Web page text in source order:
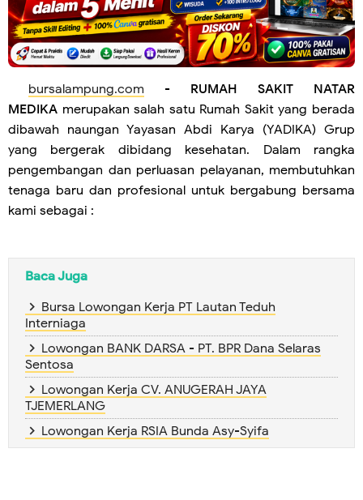
bursalampung.com - RUMAH SAKIT NATAR
MEDIKA merupakan salah satu Rumah Sakit yang berada
dibawah naungan Yayasan Abdi Karya (YADIKA) Grup
yang bergerak dibidang kesehatan. Dalam rangka
pengembangan dan perluasan pelayanan, membutuhkan
tenaga baru dan profesional untuk bergabung bersama
kami sebagai :
Baca Juga
Bursa Lowongan Kerja PT Lautan Teduh
Interniaga
Lowongan BANK DARSA - PT. BPR Dana Selaras
Sentosa
Lowongan Kerja CV. ANUGERAH JAYA
TJEMERLANG
Lowongan Kerja RSIA Bunda Asy-Syifa